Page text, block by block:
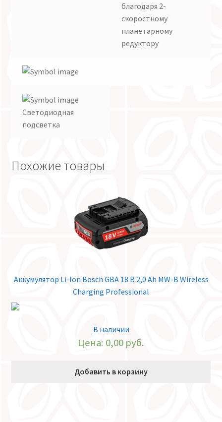
благодаря 2-
скоростному
планетарному
редуктору
Светодиодная
подсветка
Похожие товары
Аккумулятор Li-Ion Bosch GBA 18 В 2,0 Ah MW-B Wireless
Charging Professional
В наличии
Цена: 0,00 руб.
Добавить в корзину